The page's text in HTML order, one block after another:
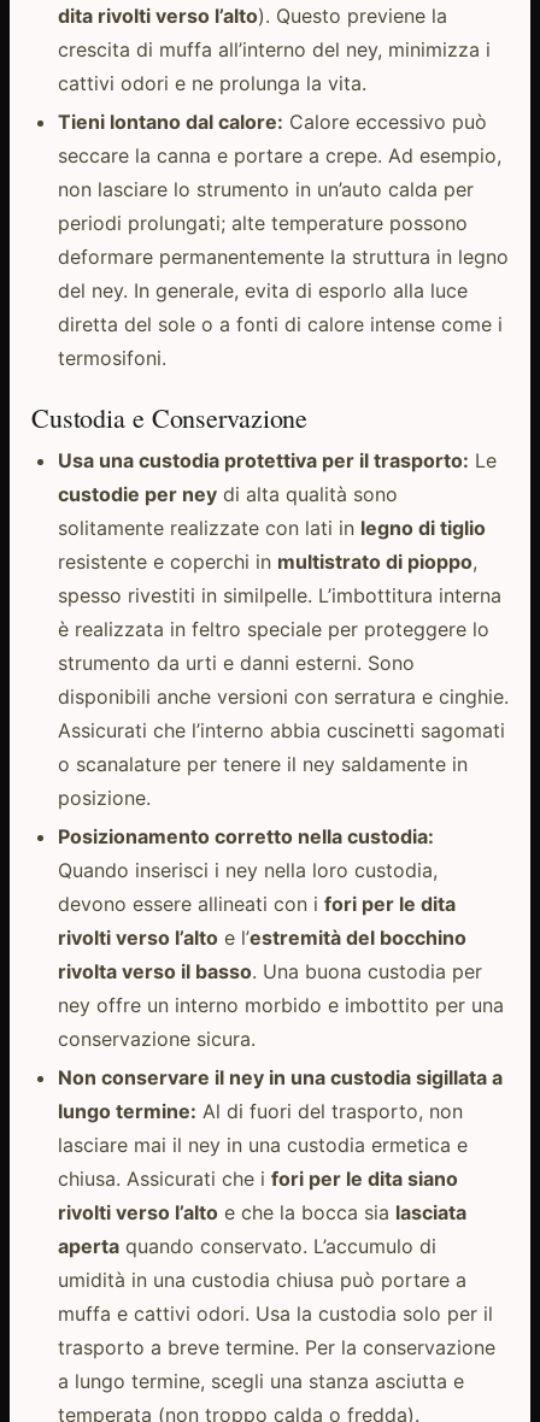
dita rivolti verso l’alto). Questo previene la
crescita di muffa all’interno del ney, minimizza i
cattivi odori e ne prolunga la vita.
Tieni lontano dal calore: Calore eccessivo può
seccare la canna e portare a crepe. Ad esempio,
non lasciare lo strumento in un’auto calda per
periodi prolungati; alte temperature possono
deformare permanentemente la struttura in legno
del ney. In generale, evita di esporlo alla luce
diretta del sole o a fonti di calore intense come i
termosifoni.
Custodia e Conservazione
Usa una custodia protettiva per il trasporto: Le
custodie per neydi alta qualità sono
solitamente realizzate con lati in legno di tiglio
resistente e coperchi in multistrato di pioppo,
spesso rivestiti in similpelle. L’imbottitura interna
è realizzata in feltro speciale per proteggere lo
strumento da urti e danni esterni. Sono
disponibili anche versioni con serratura e cinghie.
Assicurati che l’interno abbia cuscinetti sagomati
o scanalature per tenere il ney saldamente in
posizione.
Posizionamento corretto nella custodia:
Quando inserisci i ney nella loro custodia,
devono essere allineati con i fori per le dita
rivolti verso l’altoe l’estremità del bocchino
rivolta verso il basso. Una buona custodia per
ney offre un interno morbido e imbottito per una
conservazione sicura.
Non conservare il ney in una custodia sigillata a
lungo termine: Al di fuori del trasporto, non
lasciare mai il ney in una custodia ermetica e
chiusa. Assicurati che i fori per le dita siano
rivolti verso l’altoe che la bocca sia lasciata
apertaquando conservato. L’accumulo di
umidità in una custodia chiusa può portare a
muffa e cattivi odori. Usa la custodia solo per il
trasporto a breve termine. Per la conservazione
a lungo termine, scegli una stanza asciutta e
temperata (non troppo calda o fredda).